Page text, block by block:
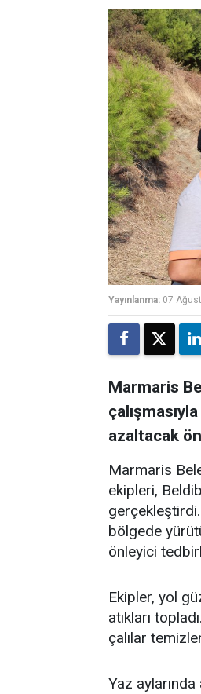
Yayınlanma: 07
Marmaris
azaltacak
Marmaris
ekipleri,
gerçekleştirdi.
bölgede
önleyici
Ekipler, yol
atıkları
çalılar
Yaz aylarında